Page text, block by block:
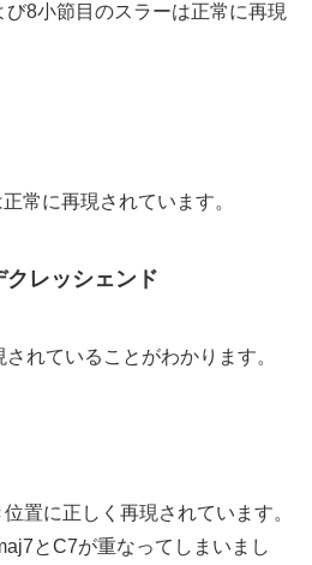
8小節目のスラーは正常に再現
常に再現されています。
レッシェンド
れていることがわかります。
置に正しく再現されています。
とC7が重なってしまいまし